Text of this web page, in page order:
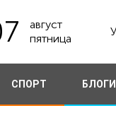
август
пятница
СПОРТ БЛОГИ